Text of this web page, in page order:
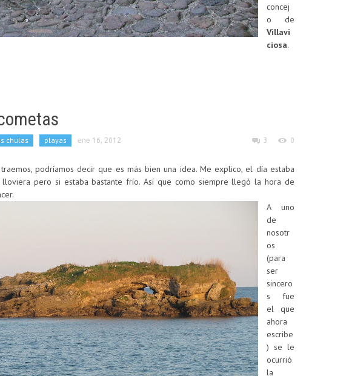
concej
o de
Villavi
ciosa.
chulas playas ene 16, 2012 3 0
podríamos decir que es más bien una idea. Me explico, el día estaba
pero si estaba bastante frío. Así que como siempre llegó la hora de
A uno
de
nosotr
os
(para
ser
sincero
s fue
el que
ahora
escribe
) se le
ocurrió
la